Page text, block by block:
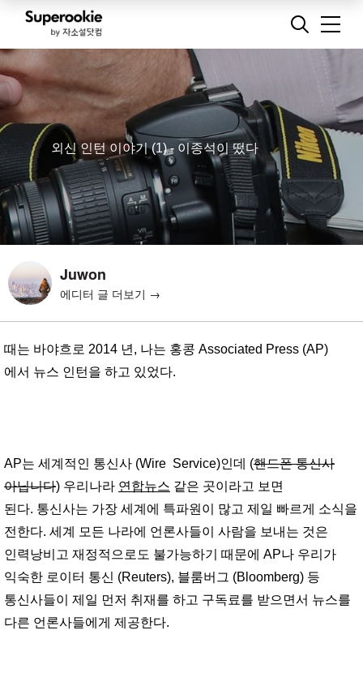
외신 인턴 이야기 (1) - 이종석이 떴다
Juwon
에디터 글 더보기 →
때는 바야흐로 2014 년, 나는 홍콩 Associated Press (AP)
에서 뉴스 인턴 을 하고 있었다.
AP는 세계적인 통신사 (Wire Service)인데 (핸드폰 통신사
아닙니다) 우리나라 연합뉴스 같은 곳이라고 보면
된다. 통신사는 가장 세계에 특파원이 많고 제일 빠르게 소식을
전한다. 세계 모든 나라에 언론사들이 사람을 보내는 것은
인력낭비고 재정적으로도 불가능하기 때문에 AP나 우리가
익숙한 로이터 통신 (Reuters), 블룸버그 (Bloomberg) 등
통신사들이 제일 먼저 취재를 하고 구독료를 받으면서 뉴스를
다른 언론사들에게 제공한다.